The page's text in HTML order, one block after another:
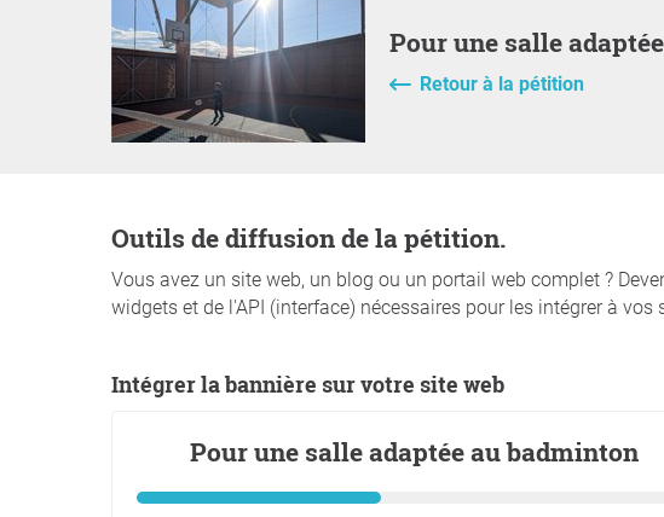
Pour une salle
Retour à la pétition
Outils de diffusion de la pétition.
Vous avez un site web, un blog ou un portail web complet ?
widgets et de l'API (interface) nécessaires pour les intégrer à vos
Intégrer la bannière sur votre site web